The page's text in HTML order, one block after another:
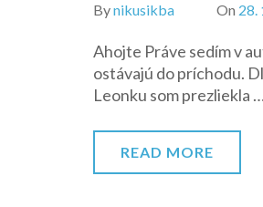
Bynikusikba On 28.
Ahojte Práve sedím v
ostávajú do príchodu.
Leonku som prezliekla
READ MORE